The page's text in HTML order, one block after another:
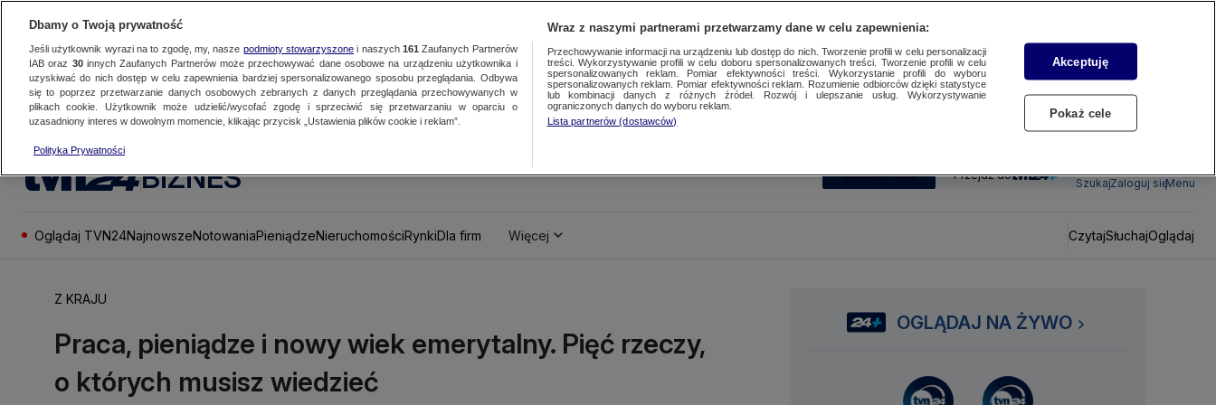
BIZNES SUBSKRYBUJ Przejdź do
SzukajZaloguj sięMenu
Oglądaj TVN24NajnowszeNotowaniaPieniądzeNieruchomościRynkiDla firm Więcej CzytajSłuchajOglądaj
Z KRAJU
Praca, pieniądze i nowy wiek emerytalny. Pięć rzeczy,
o których musisz wiedzieć
OGLĄDAJ NA ŻYWO
Dbamy o Twoją prywatność
Jeśli użytkownik wyrazi na to zgodę, my, nasze podmioty stowarzyszonei naszych 161 Zaufanych Partnerów
IAB oraz 30innych Zaufanych Partnerów może przechowywać dane osobowe na urządzeniu użytkownika i
uzyskiwać do nich dostęp w celu zapewnienia bardziej spersonalizowanego sposobu przeglądania. Odbywa
się to poprzez przetwarzanie danych osobowych zebranych z danych przeglądania przechowywanych w
plikach cookie. Użytkownik może udzielić/wycofać zgodę i sprzeciwić się przetwarzaniu w oparciu o
uzasadniony interes w dowolnym momencie, klikając przycisk „Ustawienia plików cookie i reklam”.
Polityka Prywatności
Wraz z naszymi partnerami przetwarzamy dane w celu zapewnienia:
Przechowywanie informacji na urządzeniu lub dostęp do nich. Tworzenie profili w celu personalizacji
treści. Wykorzystywanie profili w celu doboru spersonalizowanych treści. Tworzenie profili w celu
spersonalizowanych reklam. Pomiar efektywności treści. Wykorzystanie profili do wyboru
spersonalizowanych reklam. Pomiar efektywności reklam. Rozumienie odbiorców dzięki statystyce
lub kombinacji danych z różnych źródeł. Rozwój i ulepszanie usług. Wykorzystywanie
ograniczonych danych do wyboru reklam.
Lista partnerów (dostawców)
Akceptuję
Pokaż cele